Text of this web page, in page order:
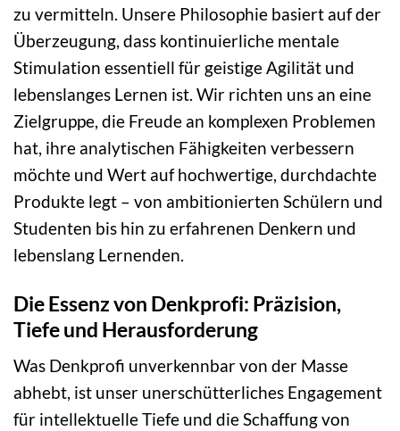
zu vermitteln. Unsere Philosophie basiert auf der
Überzeugung, dass kontinuierliche mentale
Stimulation essentiell für geistige Agilität und
lebenslanges Lernen ist. Wir richten uns an eine
Zielgruppe, die Freude an komplexen Problemen
hat, ihre analytischen Fähigkeiten verbessern
möchte und Wert auf hochwertige, durchdachte
Produkte legt – von ambitionierten Schülern und
Studenten bis hin zu erfahrenen Denkern und
lebenslang Lernenden.
Die Essenz von Denkprofi: Präzision,
Tiefe und Herausforderung
Was Denkprofi unverkennbar von der Masse
abhebt, ist unser unerschütterliches Engagement
für intellektuelle Tiefe und die Schaffung von